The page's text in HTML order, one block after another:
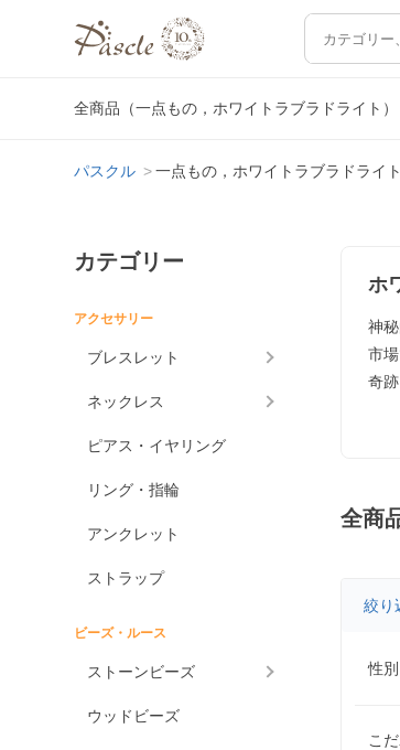
全商品（一点もの，ホワイトラブラドライト
パスクル 一点もの，ホワイトラブラドライト
カテゴリー
アクセサリー
ブレスレット
ネックレス
ピアス・イヤリング
リング・指輪
アンクレット
ストラップ
ビーズ・ルース
ストーンビーズ
ウッドビーズ
ホ
神
市
奇
全商
絞り
性別
こ